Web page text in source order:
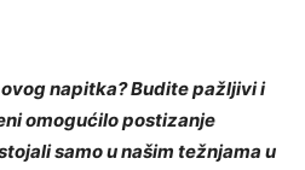
napitka? Budite pažljivi i
omogućilo postizanje
samo u našim težnjama u